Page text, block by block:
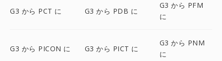
G3 から PCT に G3 から PDB に
G3 から PFM
に
G3 から PICON に G3 から PICT に
G3 から PNM
に